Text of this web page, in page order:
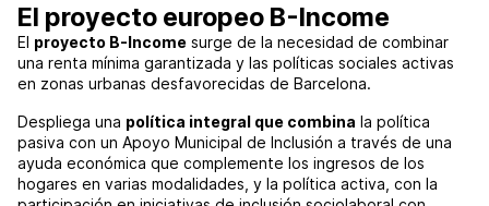
El proyecto europeo B-Income
El proyecto B-Income surge de la necesidad de combinar
una renta mínima garantizada y las políticas sociales activas
en zonas urbanas desfavorecidas de Barcelona.
Despliega una política integral que combina la política
pasiva con un Apoyo Municipal de Inclusión a través de una
ayuda económica que complemente los ingresos de los
hogares en varias modalidades, y la política activa, con la